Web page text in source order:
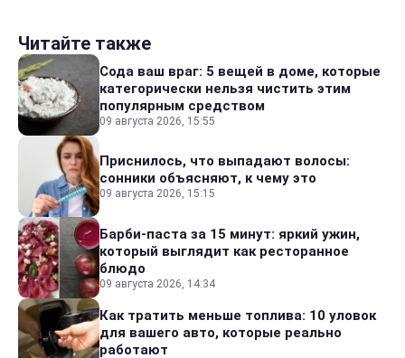
Читайте также
Сода ваш враг: 5 вещей в доме, которые
категорически нельзя чистить этим
популярным средством
09 августа 2026, 15:55
Приснилось, что выпадают волосы:
сонники объясняют, к чему это
09 августа 2026, 15:15
Барби-паста за 15 минут: яркий ужин,
который выглядит как ресторанное
блюдо
09 августа 2026, 14:34
Как тратить меньше топлива: 10 уловок
для вашего авто, которые реально
работают